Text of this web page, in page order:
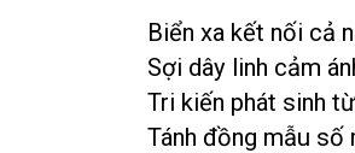
Biển xa kết nối cả
Sợi dây linh cảm
Tri kiến phát sinh
Tánh đồng mẫu số